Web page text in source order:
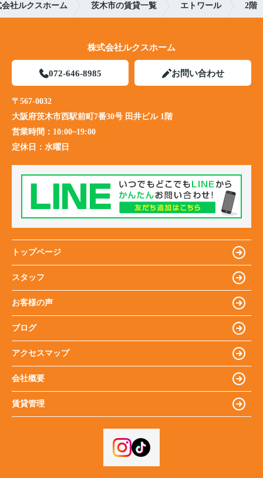
社ルクスホーム 茨木市の賃貸一覧 エトワール 2階
株式会社ルクスホーム
072-646-8985 お問い合わせ
〒567-0032
大阪府茨木市西駅前町7番30号 田井ビル 1階
営業時間： 10:00~19:00
定休日： 水曜日
トップページ
スタッフ
お客様の声
ブログ
アクセスマップ
会社概要
賃貸管理